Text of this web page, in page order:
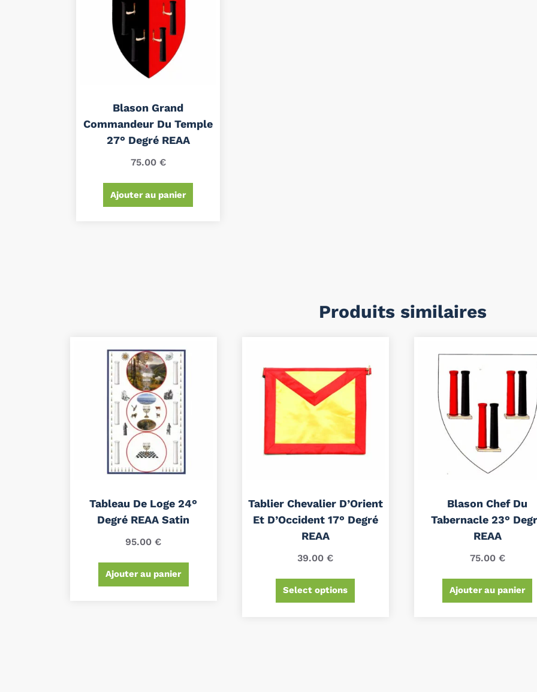
Blason Grand
Commandeur Du Temple
27° Degré REAA
75.00 €
Ajouter au panier
Produits similaires
Tableau De Loge 24°
Degré REAA Satin
95.00€
Ajouter au panier
Tablier Chevalier D’Orient
Et D’Occident 17° Degré
REAA
39.00€
Select options
Blason Chef Du
Tabernacle 23°
REAA
75.00 €
Ajouter au panier